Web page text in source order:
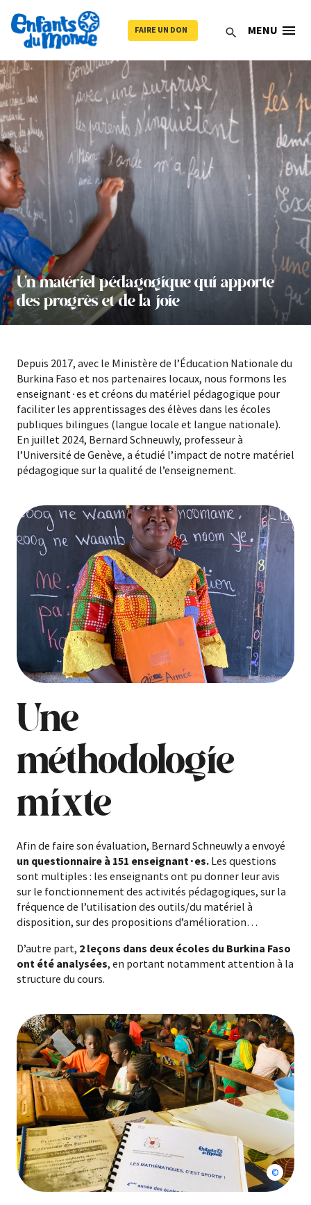
search
FAIRE UN DON MENU menu
Un matériel pédagogique qui apporte
des progrès et de la joie
Depuis 2017, avec le Ministère de l’Éducation Nationale du
Burkina Faso et nos partenaires locaux, nous formons les
enseignant∙es et créons du matériel pédagogique pour
faciliter les apprentissages des élèves dans les écoles
publiques bilingues (langue locale et langue nationale).
En juillet 2024, Bernard Schneuwly, professeur à
l’Université de Genève, a étudié l’impact de notre matériel
pédagogique sur la qualité de l’enseignement.
Une
méthodologie
mixte
Afin de faire son évaluation, Bernard Schneuwly a envoyé
un questionnaire à 151 enseignant∙es. Les questions
sont multiples : les enseignants ont pu donner leur avis
sur le fonctionnement des activités pédagogiques, sur la
fréquence de l’utilisation des outils/du matériel à
disposition, sur des propositions d’amélioration…
D’autre part, 2 leçons dans deux écoles du Burkina Faso
ont été analysées, en portant notamment attention à la
structure du cours.
Jérémy